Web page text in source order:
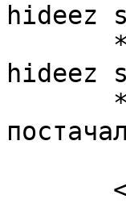
hideez
hideez